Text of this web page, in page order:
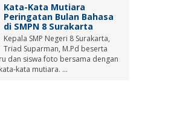
Kata-Kata Mutiara
Peringatan Bulan Bahasa
di SMPN 8 Surakarta
Kepala SMP Negeri 8 Surakarta,
Triad Suparman, M.Pd beserta
dan siswa foto bersama dengan
kata mutiara. ...